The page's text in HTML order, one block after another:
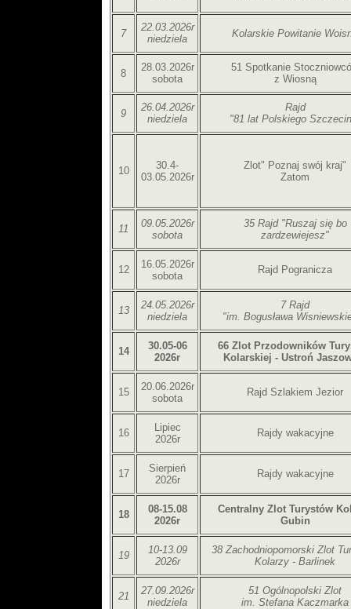
7
22.03.2026r
niedziela
Kolarskie Powitanie
8
28.03.2026r
sobota
51 Spotkanie
z Wiosną
9
26.04.2026r
niedziela
Rajd
"81 lat Polskiego
10
30.4-
03.05.2026r
Zlot" Poznaj swój kraj"
Zatom
11
09.05.2026r
sobota
35 Rajd "Ruszaj się bo
zardzewiejesz"
12
16.05.2026r
sobota
Rajd Pogranicza
13
24.05.2026r
niedziela
7 Rajd
"im. Bogusława
14
30.05-06
2026r
66 Zlot Przodowników
Kolarskiej - Ustroń
15
20.06.2026r
sobota
Rajd Szlakiem Jezior
16
Lipiec
2026r
Rajdy wakacyjne
17
Sierpień
2026r
Rajdy wakacyjne
18
08-15.08
2026r
Centralny Zlot Turystów
Gubin
19
10-13.09
2026r
38 Zachodniopomorski Zlot
Kolarzy - Barlinek
21
27.09.2026r
niedziela
51 Ogólnopolski Zlot
im. Stefana Kaczmarka